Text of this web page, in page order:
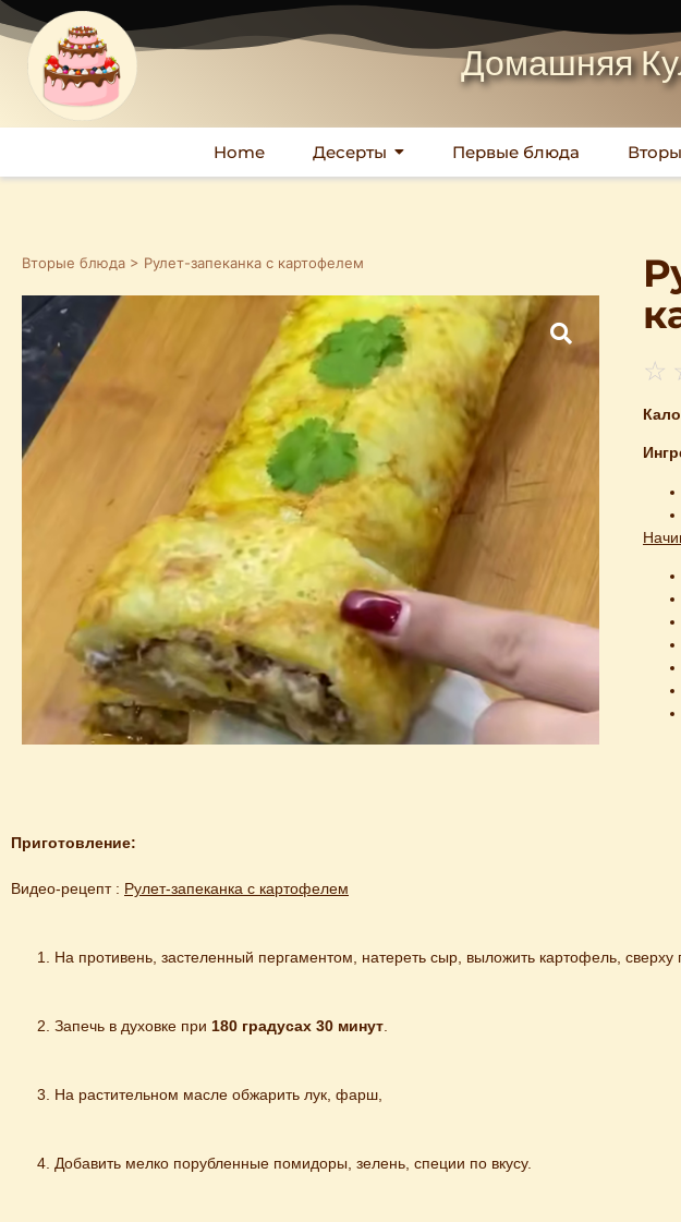
Домашняя
Home Десерты Первые блюда
Вторые блюда > Рулет-запеканка с картофелем
☆
Приготовление:
Видео-рецепт : Рулет-запеканка с картофелем
На противень, застеленный пергаментом, натереть сыр, выложить картофель, сверху
Запечь в духовке при 180 градусах 30 минут
На растительном масле обжарить лук, фарш,
Добавить мелко порубленные помидоры, зелень, специи по вкусу.